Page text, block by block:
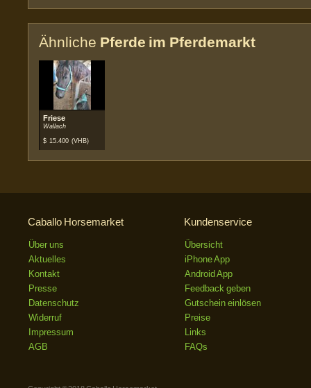
Ähnliche Pferde im Pferdemarkt
Friese
Wallach
$ 15.400 (VHB)
Caballo Horsemarket
Über uns
Aktuelles
Kontakt
Presse
Datenschutz
Widerruf
Impressum
AGB
Kundenservice
Übersicht
iPhone App
Android App
Feedback geben
Gutschein einlösen
Preise
Links
FAQs